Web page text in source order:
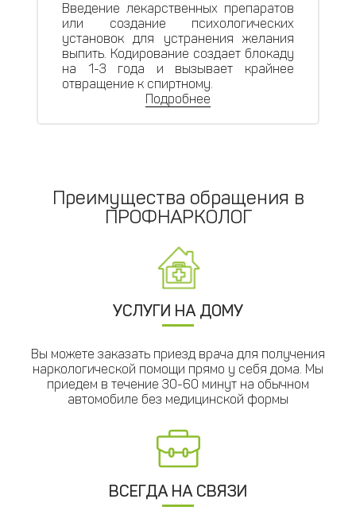
Введение лекарственных препаратов
или создание психологических
установок для устранения желания
выпить. Кодирование создает блокаду
на 1-3 года и вызывает крайнее
отвращение к спиртному.
Подробнее
Преимущества обращения в
ПРОФНАРКОЛОГ
УСЛУГИ НА ДОМУ
Вы можете заказать приезд врача для получения
наркологической помощи прямо у себя дома. Мы
приедем в течение 30-60 минут на обычном
автомобиле без медицинской формы
ВСЕГДА НА СВЯЗИ